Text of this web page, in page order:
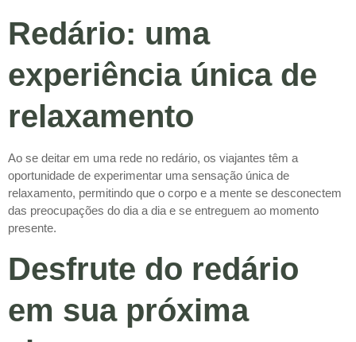
Redário: uma
experiência única de
relaxamento
Ao se deitar em uma rede no redário, os viajantes têm a
oportunidade de experimentar uma sensação única de
relaxamento, permitindo que o corpo e a mente se desconectem
das preocupações do dia a dia e se entreguem ao momento
presente.
Desfrute do redário
em sua próxima